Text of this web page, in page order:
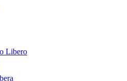
Libero